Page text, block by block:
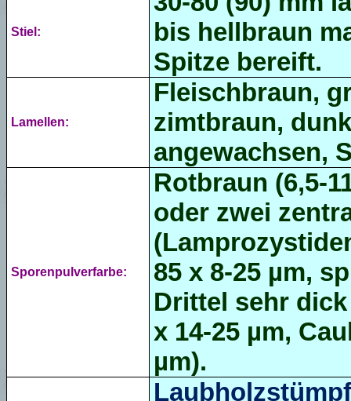
Stiel:
bis hellbraun
Spitze bereift.
Lamellen:
Fleischbraun,
zimtbraun,
angewachsen,
Sporenpulverfarbe:
Rotbraun (6,5-
oder zwei
(
85 x 8-25 µm,
Drittel sehr
x 14-25 µm,
µm).